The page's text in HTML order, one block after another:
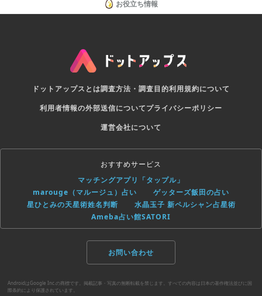
お役立ち情報
ドットアップスとは調査方法・調査目的利用規約について
利用者情報の外部送信についてプライバシーポリシー
運営会社について
おすすめサービス
マッチングアプリ「タップル」
marouge（マルージュ）占い
ゲッターズ飯田の占い
星ひとみの天星術姓名判断
水晶玉子 新ペルシャン占星術
Ameba占い館SATORI
お問い合わせ
AndroidはGoogle Inc.の商標です。掲載記事・写真の無断転載を禁じます。すべての内容は日本の著作権法並びに国
際条約により保護されています。